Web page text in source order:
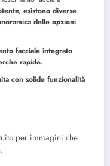
esistono diverse
delle opzioni
facciale integrato
rapide.
con solide funzionalità
per immagini che